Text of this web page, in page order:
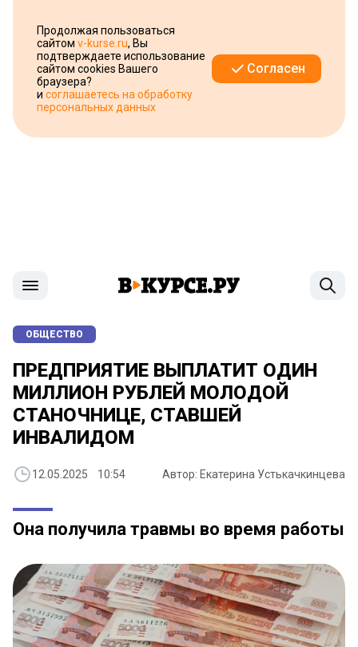
Продолжая пользоваться
сайтом v-kurse.ru, Вы
подтверждаете использование
сайтом cookies Вашего
браузера?
и соглашаетесь на обработку
персональных данных
Согласен
ОБЩЕСТВО
ПРЕДПРИЯТИЕ ВЫПЛАТИТ ОДИН
МИЛЛИОН РУБЛЕЙ МОЛОДОЙ
СТАНОЧНИЦЕ, СТАВШЕЙ
ИНВАЛИДОМ
12.05.2025 10:54 Автор: Екатерина Устькачкинцева
Она получила травмы во время работы